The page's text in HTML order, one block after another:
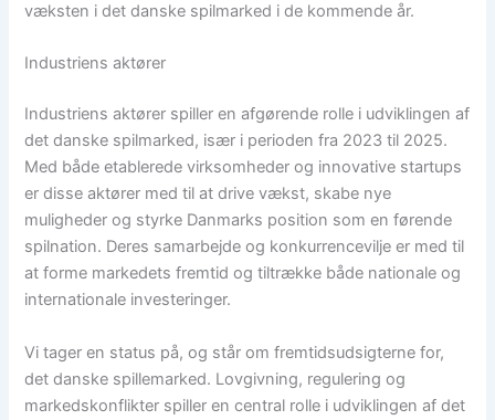
væksten i det danske spilmarked i de kommende år.
Industriens aktører
Industriens aktører spiller en afgørende rolle i udviklingen af
det danske spilmarked, især i perioden fra 2023 til 2025.
Med både etablerede virksomheder og innovative startups
er disse aktører med til at drive vækst, skabe nye
muligheder og styrke Danmarks position som en førende
spilnation. Deres samarbejde og konkurrencevilje er med til
at forme markedets fremtid og tiltrække både nationale og
internationale investeringer.
Vi tager en status på, og står om fremtidsudsigterne for,
det danske spillemarked. Lovgivning, regulering og
markedskonflikter spiller en central rolle i udviklingen af det